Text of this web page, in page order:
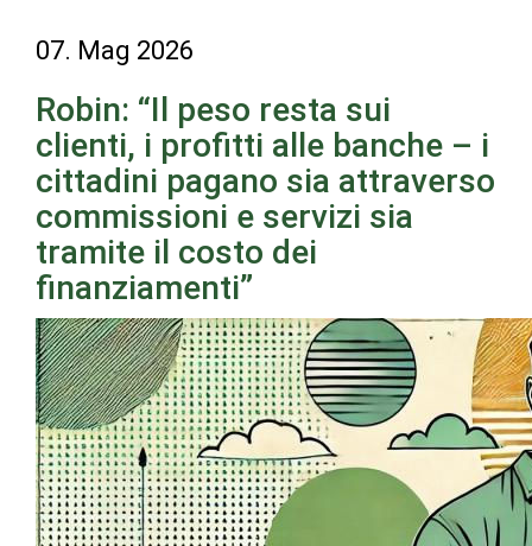
07. Mag 2026
Robin: “Il peso resta sui
clienti, i profitti alle banche – i
cittadini pagano sia attraverso
commissioni e servizi sia
tramite il costo dei
finanziamenti”